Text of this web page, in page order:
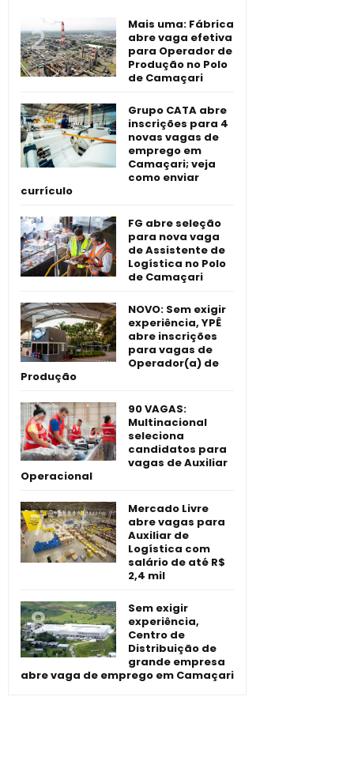
Mais uma: Fábrica
abre vaga efetiva
para Operador de
Produção no Polo
de Camaçari
Grupo CATA abre
inscrições para 4
novas vagas de
emprego em
Camaçari; veja
como enviar
currículo
FG abre seleção
para nova vaga
de Assistente de
Logística no Polo
de Camaçari
NOVO: Sem exigir
experiência, YPÊ
abre inscrições
para vagas de
Operador(a) de
Produção
90 VAGAS:
Multinacional
seleciona
candidatos para
vagas de Auxiliar
Operacional
Mercado Livre
abre vagas para
Auxiliar de
Logística com
salário de até R$
2,4 mil
Sem exigir
experiência,
Centro de
Distribuição de
grande empresa
abre vaga de emprego em Camaçari